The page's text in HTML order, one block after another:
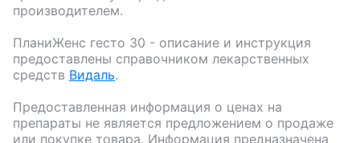
производителем.
ПланиЖенс гесто 30 - описание и инструкция
предоставлены справочником лекарственных
средств Видаль.
Предоставленная информация о ценах на
препараты не является предложением о продаже
или покупке товара. Информация предназначена